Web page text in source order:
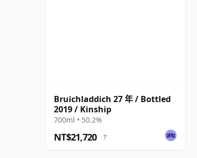
Bruichladdich 27 年 / Bottled
2019 / Kinship
700ml • 50.2%
NT$21,720 ?